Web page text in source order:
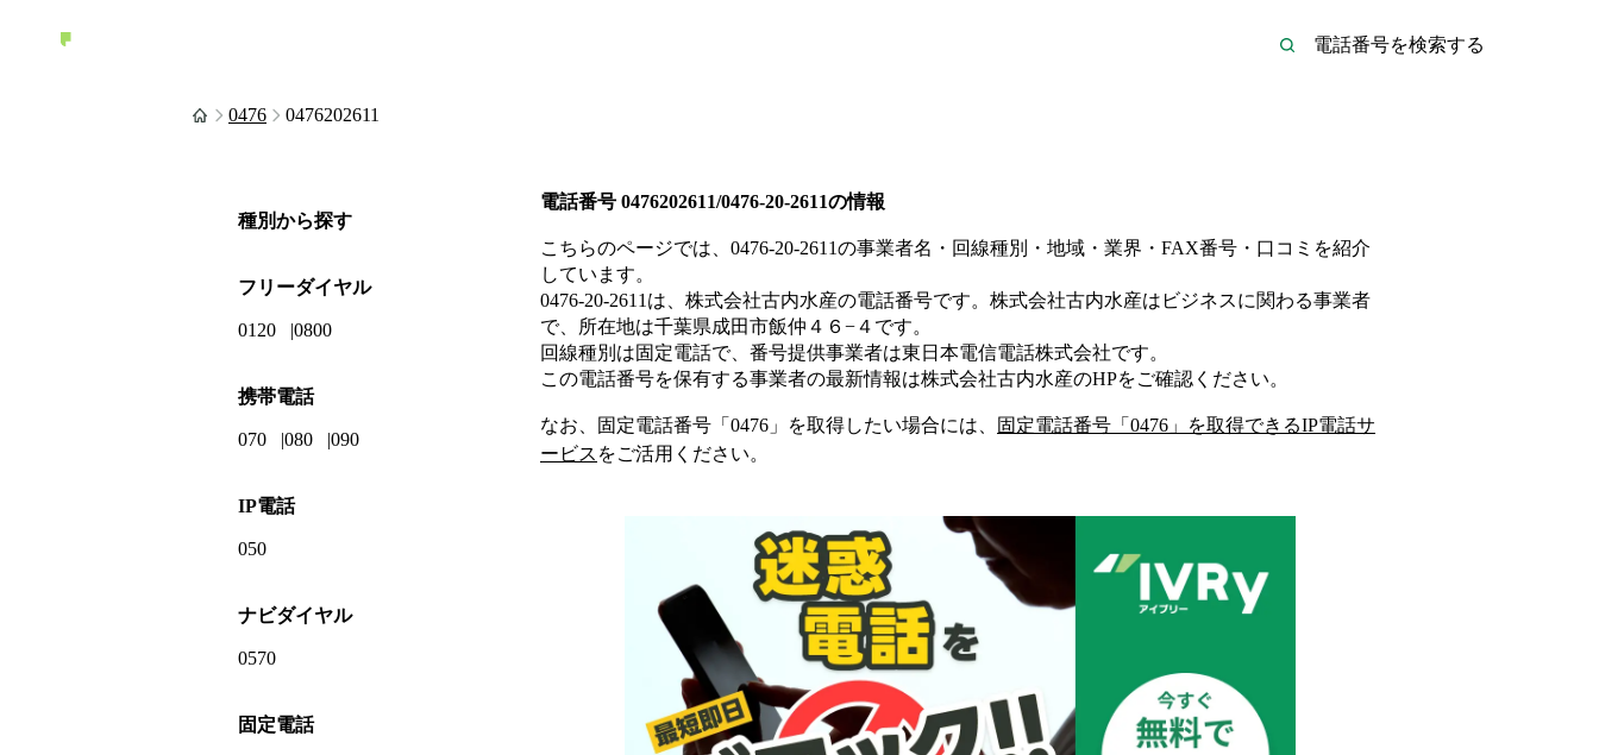
0476 0476202611
電話番号 0476202611/0476-20-2611の情報
こちらのページでは、 0476-20-2611の事業者名・回線種別・地域・業界・FAX番号・口コミを紹介
しています。
0476-20-2611 は、 株式会社古内水産の電話番号です。 株式会社古内水産は ビジネスに関わる事業者
で、所在地は千葉県成田市飯仲４６−４ です。
回線種別は固定電話で、番号提供事業者は東日本電信電話株式会社です。
この電話番号を保有する事業者の最新情報は株式会社古内水産のHPをご確認ください。
なお、固定電話番号「 0476 」を取得したい場合には、 固定電話番号「 0476 」を取得できるIP電話サ
ービス をご活用ください。
種別から探す
フリーダイヤル
0120 0800
携帯電話
070 080 090
IP電話
050
ナビダイヤル
0570
固定電話